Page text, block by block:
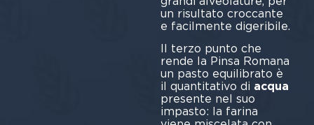
un risultato croccante
e facilmente digeribile.
Il terzo punto che
rende la Pinsa Romana
un pasto equilibrato è
il quantitativo di acqua
presente nel suo
impasto: la farina